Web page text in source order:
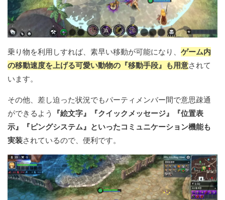
乗り物を利用しすれば、素早い移動が可能になり、 ゲーム内
の移動速度を上げる可愛い動物の『移動手段』も用意されて
います。
その他、差し迫った状況でもパーティメンバー間で意思疎通
ができるよう
『絵文字』『クイックメッセージ』『位置表
示』『ピングシステム』といったコミュニケーション機能も
実装されているので、便利です。